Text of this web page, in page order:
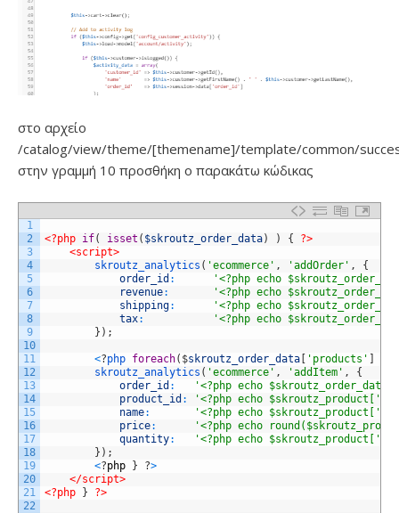
στο αρχείο
/catalog/view/theme/[themename]/template/common/
στην γραμμή 10 προσθήκη ο παρακάτω κώδικας
1
2
3
4
5
6
7
8
9
10
11
12
13
14
15
16
17
18
19
20
21
22
<?php if( isset ( $skroutz_order_data) ) {
?>
<script>
skroutz_analytics ( 'ecommerce' , 'addOrder' ,
{
order_id :
'<?php echo
revenue:
'<?php echo
shipping:
'<?php echo
tax:
'<?php echo
} ) ;
<?php foreach( $skroutz_order_data [ 'products' ]
skroutz_analytics ( 'ecommerce' , 'addItem' ,
{
order_id :
'<?php echo $skroutz_order_data['
product_id : '<?php echo $skroutz_product['
name: '<?php echo $skroutz_product['
price:
'<?php echo
quantity: '<?php echo $skroutz_product['
} ) ;
<?php } ?>
</script>
<?php } ?>